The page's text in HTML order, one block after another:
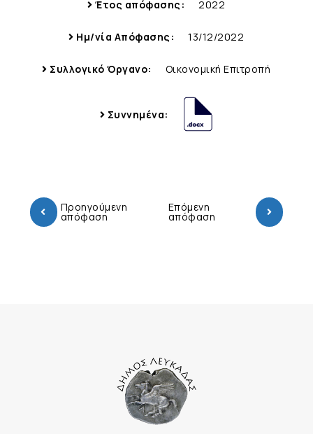
Έτος απόφασης: 2022
Ημ/νία Απόφασης: 13/12/2022
Συλλογικό Όργανο: Οικονομική Επιτροπή
Συννημένα:
Προηγούμενη
απόφαση
Επόμενη
απόφαση